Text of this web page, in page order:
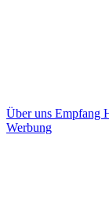
Über uns Empfang
Werbung